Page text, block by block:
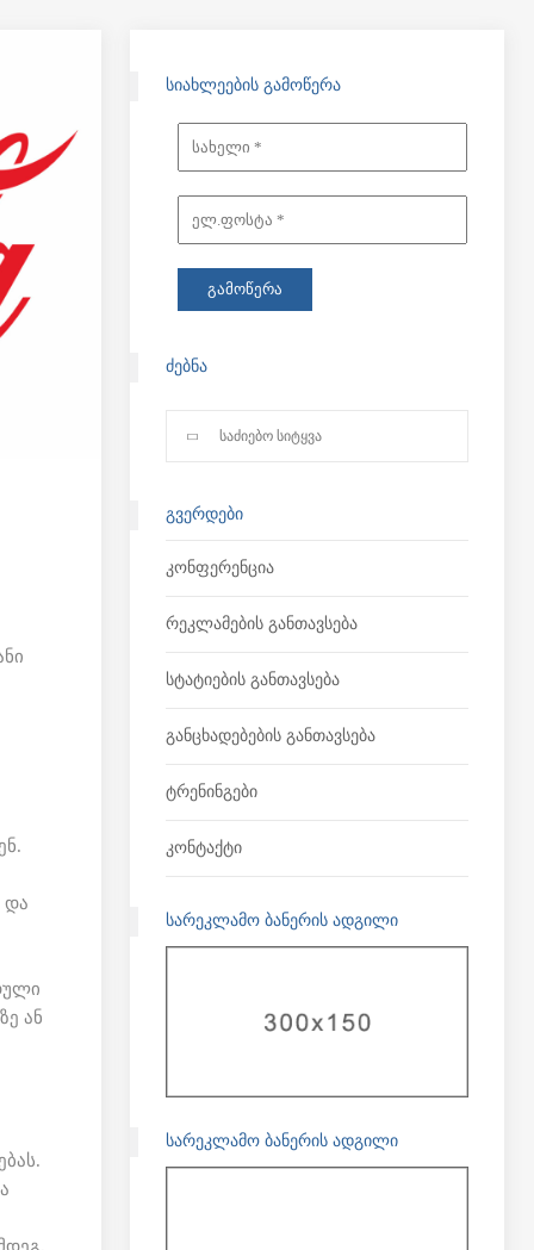
და
ან
ᲡᲘᲐᲮᲚᲔᲔᲑᲘᲡ ᲒᲐᲛᲝᲬᲔᲠᲐ
ᲫᲔᲑᲜᲐ
ᲒᲕᲔᲠᲓᲔᲑᲘ
Კონფერენცია
Რეკლამების Განთავსება
Სტატიების Განთავსება
Განცხადებების Განთავსება
Ტრენინგები
Კონტაქტი
ᲡᲐᲠᲔᲙᲚᲐᲛᲝ ᲑᲐᲜᲔᲠᲘᲡ ᲐᲓᲒᲘᲚᲘ
ᲡᲐᲠᲔᲙᲚᲐᲛᲝ ᲑᲐᲜᲔᲠᲘᲡ ᲐᲓᲒᲘᲚᲘ